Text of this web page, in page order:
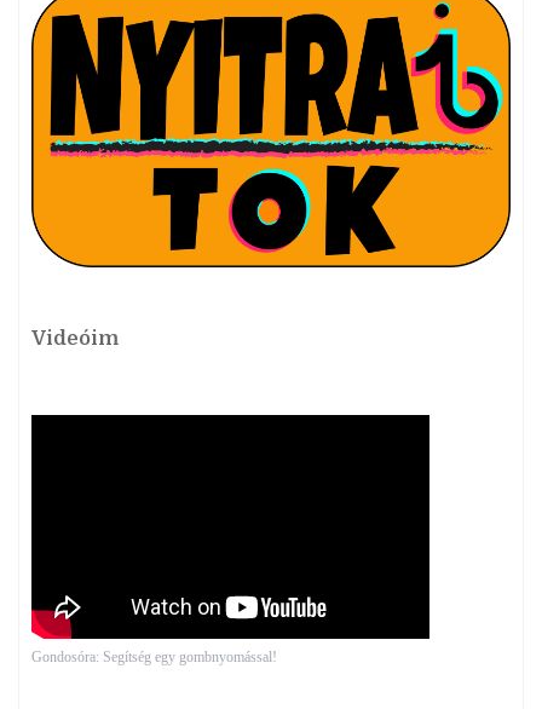
Videóim
Gondosóra: Segítség egy gombnyomással!